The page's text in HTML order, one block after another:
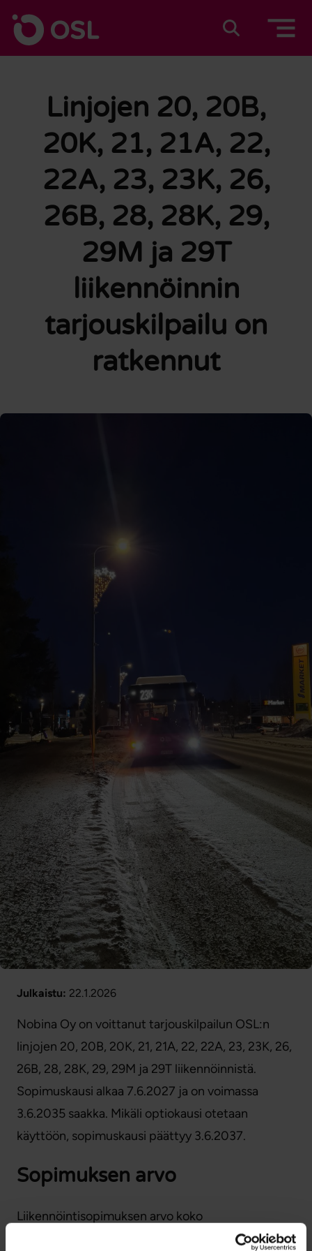
Etusivulle
Linjojen 20, 20B,
20K, 21, 21A, 22,
22A, 23, 23K, 26,
26B, 28, 28K, 29,
29M ja 29T
liikennöinnin
tarjouskilpailu on
ratkennut
Julkaistu: 22.1.2026
Nobina Oy on voittanut tarjouskilpailun OSL:n
linjojen 20, 20B, 20K, 21, 21A, 22, 22A, 23, 23K, 26,
26B, 28, 28K, 29, 29M ja 29T liikennöinnistä.
Sopimuskausi alkaa 7.6.2027 ja on voimassa
3.6.2035 saakka. Mikäli optiokausi otetaan
käyttöön, sopimuskausi päättyy 3.6.2037.
Sopimuksen arvo
Liikennöintisopimuksen arvo koko
sopimuskaudelta sisältäen kahden vuoden option